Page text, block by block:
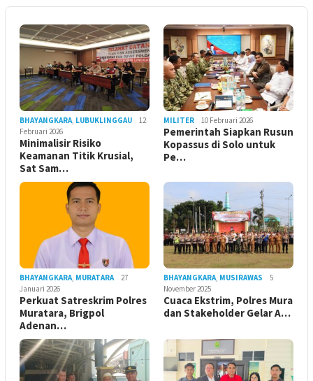
BHAYANGKARA, LUBUKLINGGAU
12
Februari 2026
Minimalisir Risiko
Keamanan Titik Krusial,
Sat Sam…
MILITER 10 Februari 2026
Pemerintah Siapkan Rusun
Kopassus di Solo untuk
Pe…
BHAYANGKARA, MURATARA
27
Januari 2026
Perkuat Satreskrim Polres
Muratara, Brigpol
Adenan…
BHAYANGKARA, MUSIRAWAS
5
November 2025
Cuaca Ekstrim, Polres Mura
dan Stakeholder Gelar A…